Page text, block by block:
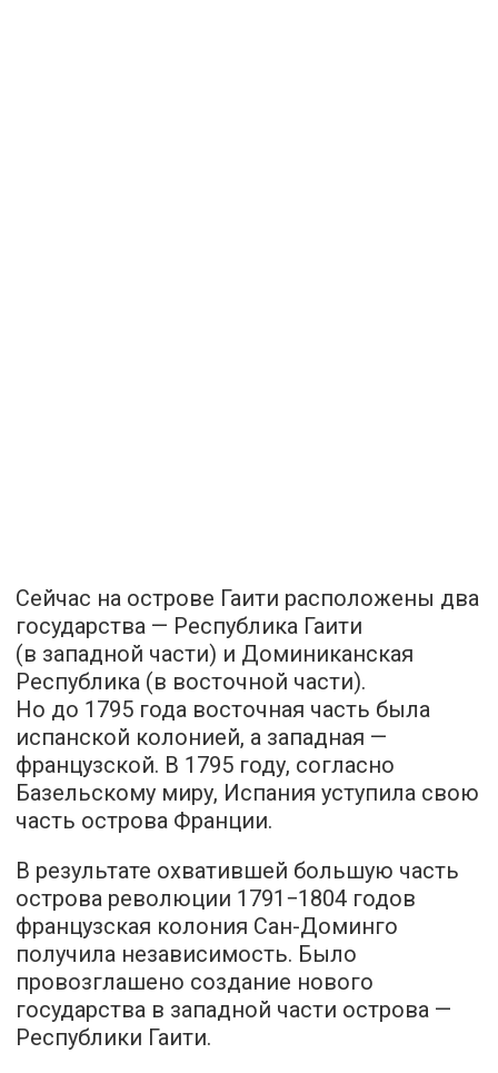
Сейчас на острове Гаити расположены два
государства — Республика Гаити
(в западной части) и Доминиканская
Республика (в восточной части).
Но до 1795 года восточная часть была
испанской колонией, а западная —
французской. В 1795 году, согласно
Базельскому миру, Испания уступила свою
часть острова Франции.
В результате охватившей большую часть
острова революции 1791−1804 годов
французская колония Сан-Доминго
получила независимость. Было
провозглашено создание нового
государства в западной части острова —
Республики Гаити.